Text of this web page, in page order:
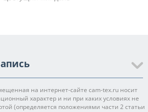
на интернет-сайте cam-tex.ru носит
характер и ни при каких условиях не
(определяется положениями части 2 статьи